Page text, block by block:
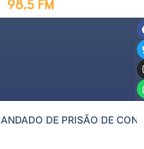
DE PRISÃO DE